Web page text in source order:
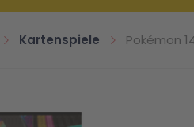
Kartenspiele Pokémon